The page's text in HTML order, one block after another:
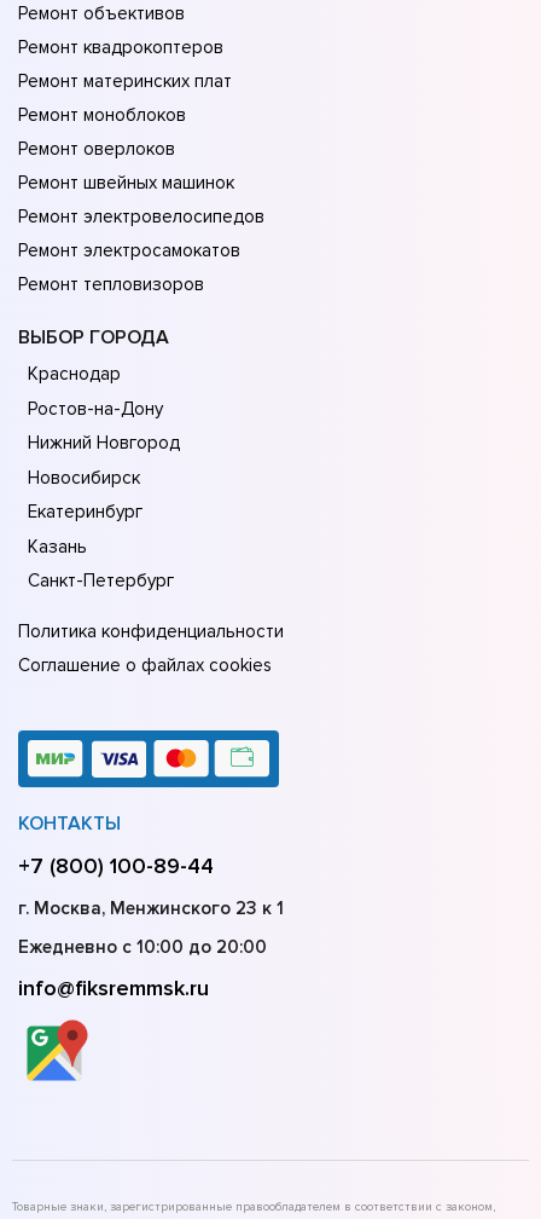
Ремонт объективов
Ремонт квадрокоптеров
Ремонт материнских плат
Ремонт моноблоков
Ремонт оверлоков
Ремонт швейных машинок
Ремонт электровелосипедов
Ремонт электросамокатов
Ремонт тепловизоров
ВЫБОР ГОРОДА
Краснодар
Ростов-на-Дону
Нижний Новгород
Новосибирск
Екатеринбург
Казань
Санкт-Петербург
Политика конфиденциальности
Соглашение о файлах cookies
КОНТАКТЫ
+7 (800) 100-89-44
г. Москва, Менжинского 23 к 1
Ежедневно с 10:00 до 20:00
info@fiksremmsk.ru
Товарные знаки, зарегистрированные правообладателем в соответствии с законом,